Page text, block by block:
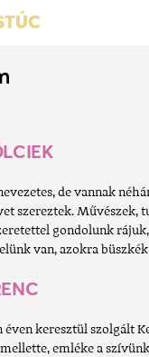
de vannak
szereztek. Művészek,
gondolunk
van, azokra
éven keresztül szolgált
emléke a